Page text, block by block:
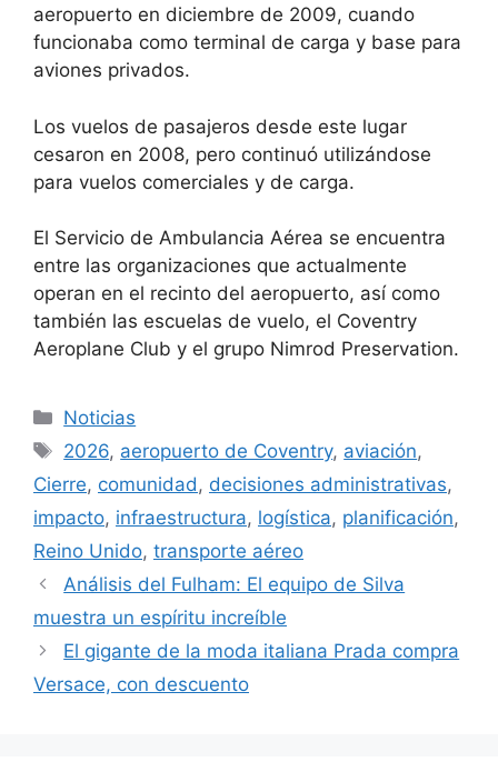
aeropuerto en diciembre de 2009, cuando
funcionaba como terminal de carga y base para
aviones privados.
Los vuelos de pasajeros desde este lugar
cesaron en 2008, pero continuó utilizándose
para vuelos comerciales y de carga.
El Servicio de Ambulancia Aérea se encuentra
entre las organizaciones que actualmente
operan en el recinto del aeropuerto, así como
también las escuelas de vuelo, el Coventry
Aeroplane Club y el grupo Nimrod Preservation.
Categorías
Noticias
Etiquetas
2026, aeropuerto de Coventry, aviación,
Cierre, comunidad, decisiones administrativas,
impacto, infraestructura, logística, planificación,
Reino Unido, transporte aéreo
Análisis del Fulham: El equipo de Silva
muestra un espíritu increíble
El gigante de la moda italiana Prada compra
Versace, con descuento